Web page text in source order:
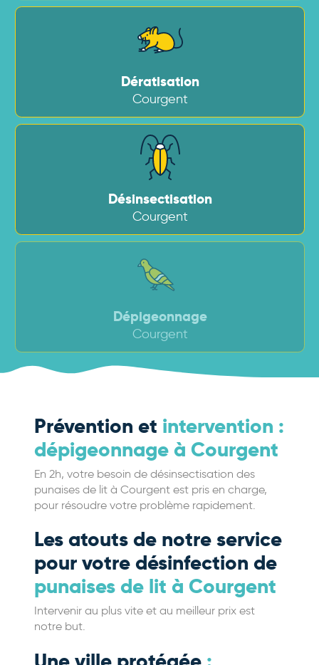
Dératisation
Courgent
Désinsectisation
Courgent
Dépigeonnage
Courgent
Prévention et intervention :
dépigeonnage à Courgent
En 2h, votre besoin de désinsectisation des
punaises de lit à Courgent est pris en charge,
pour résoudre votre problème rapidement.
Les atouts de notre service
pour votre désinfection de
punaises de lit à Courgent
Intervenir au plus vite et au meilleur prix est
notre but.